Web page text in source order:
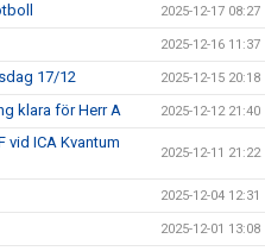
2025-12-17 08:27
2025-12-16 11:37
17/12 2025-12-15 20:18
klara för Herr A 2025-12-12 21:40
vid ICA Kvantum
2025-12-11 21:22
2025-12-04 12:31
2025-12-01 13:08